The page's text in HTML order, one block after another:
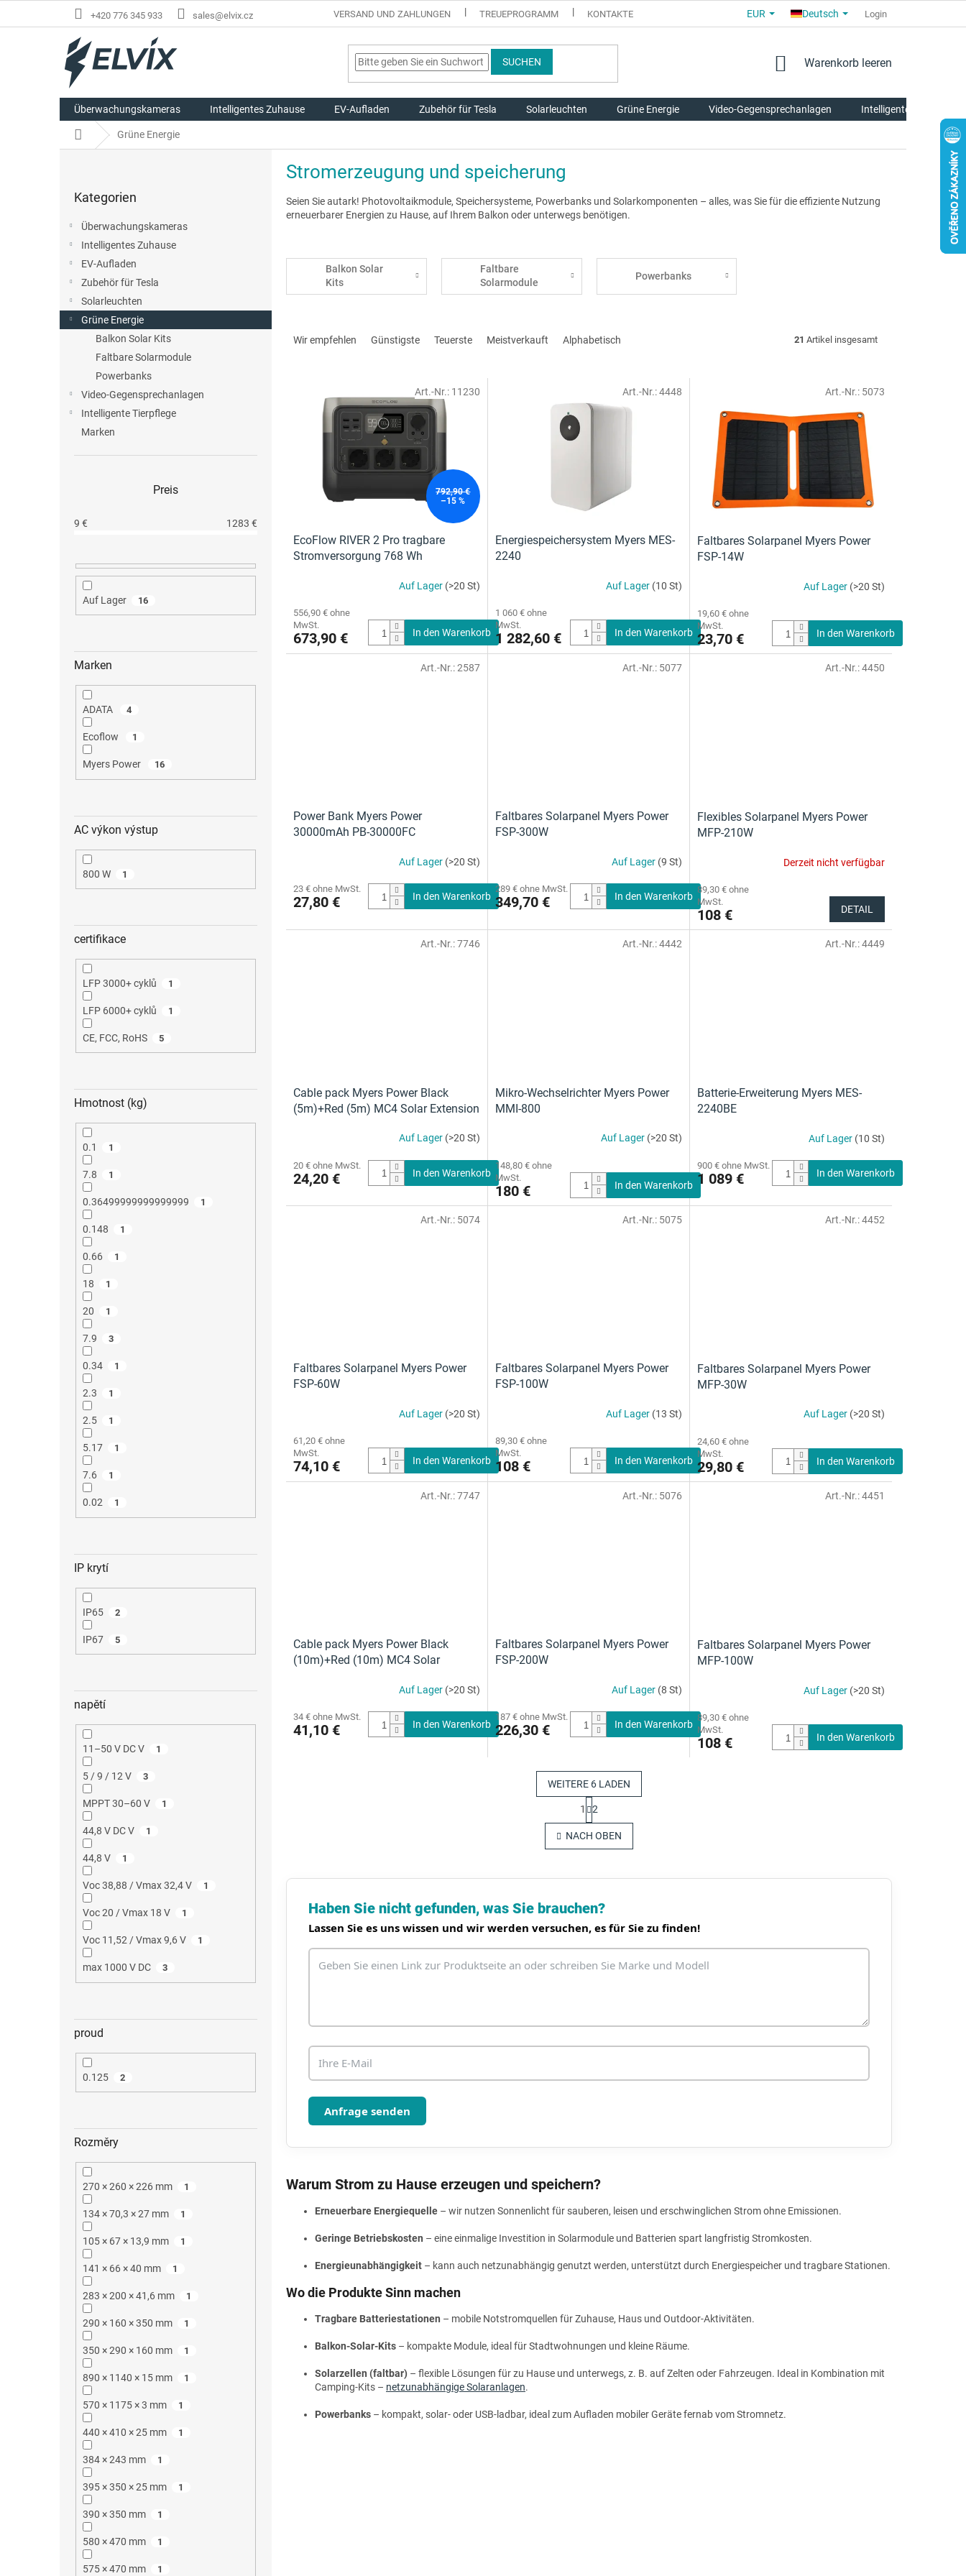
+420 776 345 933 sales@elvix.cz VERSAND UND ZAHLUNGEN TREUEPROGRAMM KONTAKTE ALLGEMEINE GESCHÄFTSBEDINGUNGEN FÜR PARTNER
EUR Deutsch Login
SUCHEN WARENKORB
Warenkorb leeren
Überwachungskameras Intelligentes Zuhause EV-Aufladen Zubehör für Tesla Solarleuchten Grüne Energie Video-Gegensprechanlagen Intelligente Tierpflege
StartseiteGrüne Energie
t
e
überspringen
Kategorien
Überwachungskameras
Intelligentes Zuhause
EV-Aufladen
Zubehör für Tesla
Solarleuchten
Grüne Energie
Balkon Solar Kits
Faltbare Solarmodule
Powerbanks
Video-Gegensprechanlagen
Intelligente Tierpflege
Marken
Preis
9 € 1283 €
Auf Lager 16
Marken
ADATA 4
Ecoflow 1
Myers Power 16
AC výkon výstup
800 W 1
certifikace
LFP 3000+ cyklů 1
LFP 6000+ cyklů 1
CE, FCC, RoHS 5
Hmotnost (kg)
0.1 1
7.8 1
0.36499999999999999 1
0.148 1
0.66 1
18 1
20 1
7.9 3
0.34 1
2.3 1
2.5 1
5.17 1
7.6 1
0.02 1
IP krytí
IP65 2
IP67 5
napětí
11–50 V DC V 1
5 / 9 / 12 V 3
MPPT 30–60 V 1
44,8 V DC V 1
44,8 V 1
Voc 38,88 / Vmax 32,4 V 1
Voc 20 / Vmax 18 V 1
Voc 11,52 / Vmax 9,6 V 1
max 1000 V DC 3
proud
0.125 2
Rozměry
270 × 260 × 226 mm 1
134 × 70,3 × 27 mm 1
105 × 67 × 13,9 mm 1
141 × 66 × 40 mm 1
283 × 200 × 41,6 mm 1
290 × 160 × 350 mm 1
350 × 290 × 160 mm 1
890 × 1140 × 15 mm 1
570 × 1175 × 3 mm 1
440 × 410 × 25 mm 1
384 × 243 mm 1
395 × 350 × 25 mm 1
390 × 350 mm 1
580 × 470 mm 1
575 × 470 mm 1
Stromerzeugung und speicherung
Seien Sie autark! Photovoltaikmodule, Speichersysteme, Powerbanks und Solarkomponenten – alles, was Sie für die effiziente Nutzung
erneuerbarer Energien zu Hause, auf Ihrem Balkon oder unterwegs benötigen.
Balkon Solar
Kits
Faltbare
Solarmodule
Powerbanks
Wir empfehlen Günstigste Teuerste Meistverkauft Alphabetisch 21 Artikel insgesamt
792,90 €
–15 %
EcoFlow RIVER 2 Pro tragbare
Stromversorgung 768 Wh
Auf Lager (>20 St)
556,90 € ohne
MwSt.
673,90 € In den Warenkorb
Art.-Nr.: 11230
Energiespeichersystem Myers MES-
2240
Auf Lager (10 St)
1 060 € ohne
MwSt.
1 282,60 € In den Warenkorb
Art.-Nr.:4448
Faltbares Solarpanel Myers Power
FSP-14W
Auf Lager (>20 St)
19,60 € ohne
MwSt.
23,70 € In den Warenkorb
Art.-Nr.: 5073
Power Bank Myers Power
30000mAh PB-30000FC
Produktbewertung
ist
von
Auf Lager (>20 St)
23 € ohne MwSt.
27,80 € In den Warenkorb
Art.-Nr.:2587
Faltbares Solarpanel Myers Power
FSP-300W
Auf Lager (9 St)
289 € ohne MwSt.
349,70 € In den Warenkorb
Art.-Nr.: 5077
Flexibles Solarpanel Myers Power
MFP-210W
Derzeit nicht verfügbar
89,30 € ohne
MwSt.
108 € DETAIL
Art.-Nr.:4450
Cable pack Myers Power Black
(5m)+Red (5m) MC4 Solar Extension
Auf Lager (>20 St)
20 € ohne MwSt.
24,20 € In den Warenkorb
Art.-Nr.:7746
Mikro-Wechselrichter Myers Power
MMI-800
Auf Lager (>20 St)
148,80 € ohne
MwSt.
180 € In den Warenkorb
Art.-Nr.:4442
Batterie-Erweiterung Myers MES-
2240BE
Auf Lager (10 St)
900 € ohne MwSt.
1 089 € In den Warenkorb
Art.-Nr.:4449
Faltbares Solarpanel Myers Power
FSP-60W
Auf Lager (>20 St)
61,20 € ohne
MwSt.
74,10 € In den Warenkorb
Art.-Nr.: 5074
Faltbares Solarpanel Myers Power
FSP-100W
Auf Lager (13 St)
89,30 € ohne
MwSt.
108 € In den Warenkorb
Art.-Nr.: 5075
Faltbares Solarpanel Myers Power
MFP-30W
Auf Lager (>20 St)
24,60 € ohne
MwSt.
29,80 € In den Warenkorb
Art.-Nr.:4452
Cable pack Myers Power Black
(10m)+Red (10m) MC4 Solar
Auf Lager (>20 St)
34 € ohne MwSt.
41,10 € In den Warenkorb
Art.-Nr.:7747
Faltbares Solarpanel Myers Power
FSP-200W
Auf Lager (8 St)
187 € ohne MwSt.
226,30 € In den Warenkorb
Art.-Nr.: 5076
Faltbares Solarpanel Myers Power
MFP-100W
Auf Lager (>20 St)
89,30 € ohne
MwSt.
108 € In den Warenkorb
Art.-Nr.:4451
S
t
e
l
e
e
n
L
WEITERE 6 LADEN
P
a
g
i
n
e
n
1 2
NACH OBEN
Haben Sie nicht gefunden, was Sie brauchen?
Lassen Sie es uns wissen und wir werden versuchen, es für Sie zu finden!
Anfrage senden
Warum Strom zu Hause erzeugen und speichern?
Erneuerbare Energiequelle – wir nutzen Sonnenlicht für sauberen, leisen und erschwinglichen Strom ohne Emissionen.
Geringe Betriebskosten – eine einmalige Investition in Solarmodule und Batterien spart langfristig Stromkosten.
Energieunabhängigkeit – kann auch netzunabhängig genutzt werden, unterstützt durch Energiespeicher und tragbare Stationen.
Wo die Produkte Sinn machen
Tragbare Batteriestationen – mobile Notstromquellen für Zuhause, Haus und Outdoor-Aktivitäten.
Balkon-Solar-Kits – kompakte Module, ideal für Stadtwohnungen und kleine Räume.
Solarzellen (faltbar) – flexible Lösungen für zu Hause und unterwegs, z. B. auf Zelten oder Fahrzeugen. Ideal in Kombination mit
Camping-Kits – netzunabhängige Solaranlagen.
Powerbanks – kompakt, solar- oder USB-ladbar, ideal zum Aufladen mobiler Geräte fernab vom Stromnetz.